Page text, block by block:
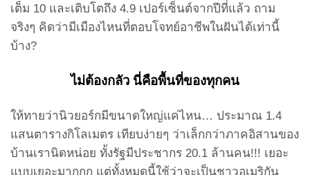
เต็ม 10 และเติบโตถึง 4.9 เปอร์เซ็นต์จากปีที่แล้ว ถาม
จริงๆ คิดว่ามีเมืองไหนที่ตอบโจทย์อาชีพในฝันได้เท่านี้
บ้าง?
ไม่ต้องกลัว นี่คือพื้นที่ของทุกคน
ให้ทายว่านิวยอร์กมีขนาดใหญ่แค่ไหน… ประมาณ 1.4
แสนตารางกิโลเมตร เทียบง่ายๆ ว่าเล็กกว่าภาคอิสานของ
บ้านเรานิดหน่อย ทั้งรัฐมีประชากร 20.1 ล้านคน!!! เยอะ
แบบเยอะมากกก แต่ทั้งหมดนี้ใช้ว่าจะเป็นชาวอเมริกัน